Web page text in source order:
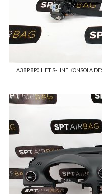
A3 8P 8P0 LIFT S-LINE KONSOLA